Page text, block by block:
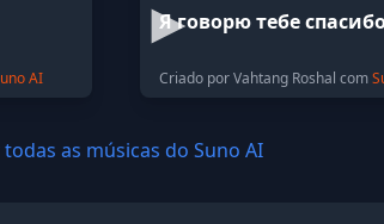
AI
Я говорю тебе
Criado por Vahtang Roshal com
todas as músicas do Suno AI